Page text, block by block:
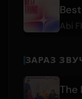
Abi
ЗАРАЗ
The